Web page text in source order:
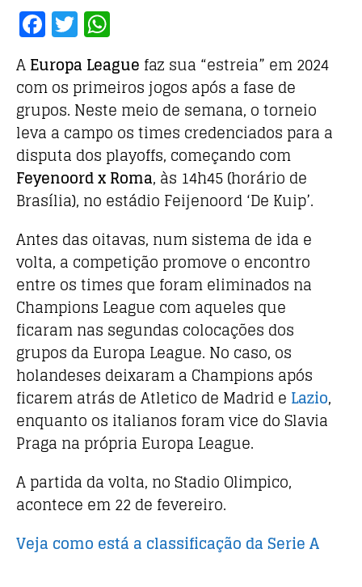
F
a
c
e
b
o
o
k
T
w
it
te
r
h
at
s
A
p
p
AEuropa League faz sua “estreia” em 2024
com os primeiros jogos após a fase de
grupos. Neste meio de semana, o torneio
leva a campo os times credenciados para a
disputa dos playoffs, começando com
Feyenoord x Roma, às 14h45 (horário de
Brasília), no estádio Feijenoord ‘De Kuip’.
Antes das oitavas, num sistema de ida e
volta, a competição promove o encontro
entre os times que foram eliminados na
Champions League com aqueles que
ficaram nas segundas colocações dos
grupos da Europa League. No caso, os
holandeses deixaram a Champions após
ficarem atrás de Atletico de Madrid e Lazio,
enquanto os italianos foram vice do Slavia
Praga na própria Europa League.
A partida da volta, no Stadio Olimpico,
acontece em 22 de fevereiro.
Veja como está a classificação da Serie A